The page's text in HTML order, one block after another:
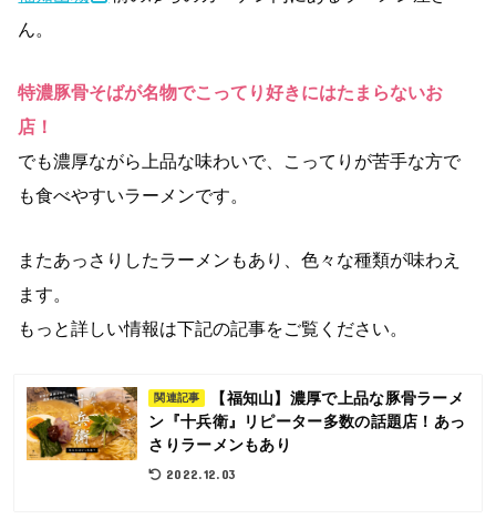
ん。
特濃豚骨そばが名物でこってり好きにはたまらないお
店！
でも濃厚ながら上品な味わいで、こってりが苦手な方で
も食べやすいラーメンです。
またあっさりしたラーメンもあり、色々な種類が味わえ
ます。
もっと詳しい情報は下記の記事をご覧ください。
関連記事
【福知山】濃厚で上品な豚骨ラーメ
ン『十兵衛』リピーター多数の話題店！あっ
さりラーメンもあり
2022.12.03